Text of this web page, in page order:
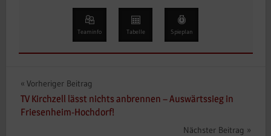
Teaminfo Tabelle Spieplan
Beitragsnavigation
Vorheriger Beitrag
TV Kirchzell lässt nichts anbrennen – Auswärtssieg in
Friesenheim-Hochdorf!
Nächster Beitrag